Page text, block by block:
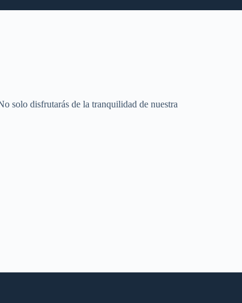
solo disfrutarás de la tranquilidad de nuestra